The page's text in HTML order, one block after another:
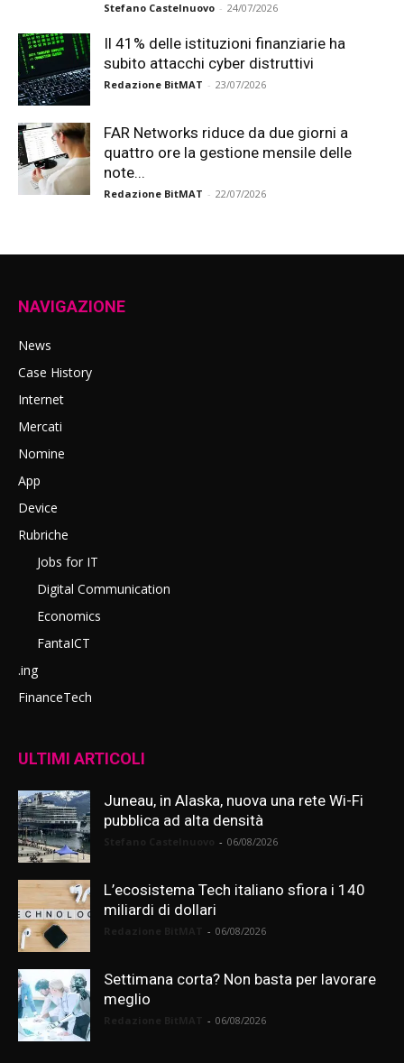
Stefano Castelnuovo - 24/07/2026
Il 41% delle istituzioni finanziarie ha
subito attacchi cyber distruttivi
Redazione BitMAT - 23/07/2026
FAR Networks riduce da due giorni a
quattro ore la gestione mensile delle
note...
Redazione BitMAT - 22/07/2026
NAVIGAZIONE
News
Case History
Internet
Mercati
Nomine
App
Device
Rubriche
Jobs for IT
Digital Communication
Economics
FantaICT
.ing
FinanceTech
ULTIMI ARTICOLI
Juneau, in Alaska, nuova una rete Wi-Fi
pubblica ad alta densità
- 06/08/2026
L’ecosistema Tech italiano sfiora i 140
miliardi di dollari
- 06/08/2026
Settimana corta? Non basta per lavorare
meglio
- 06/08/2026